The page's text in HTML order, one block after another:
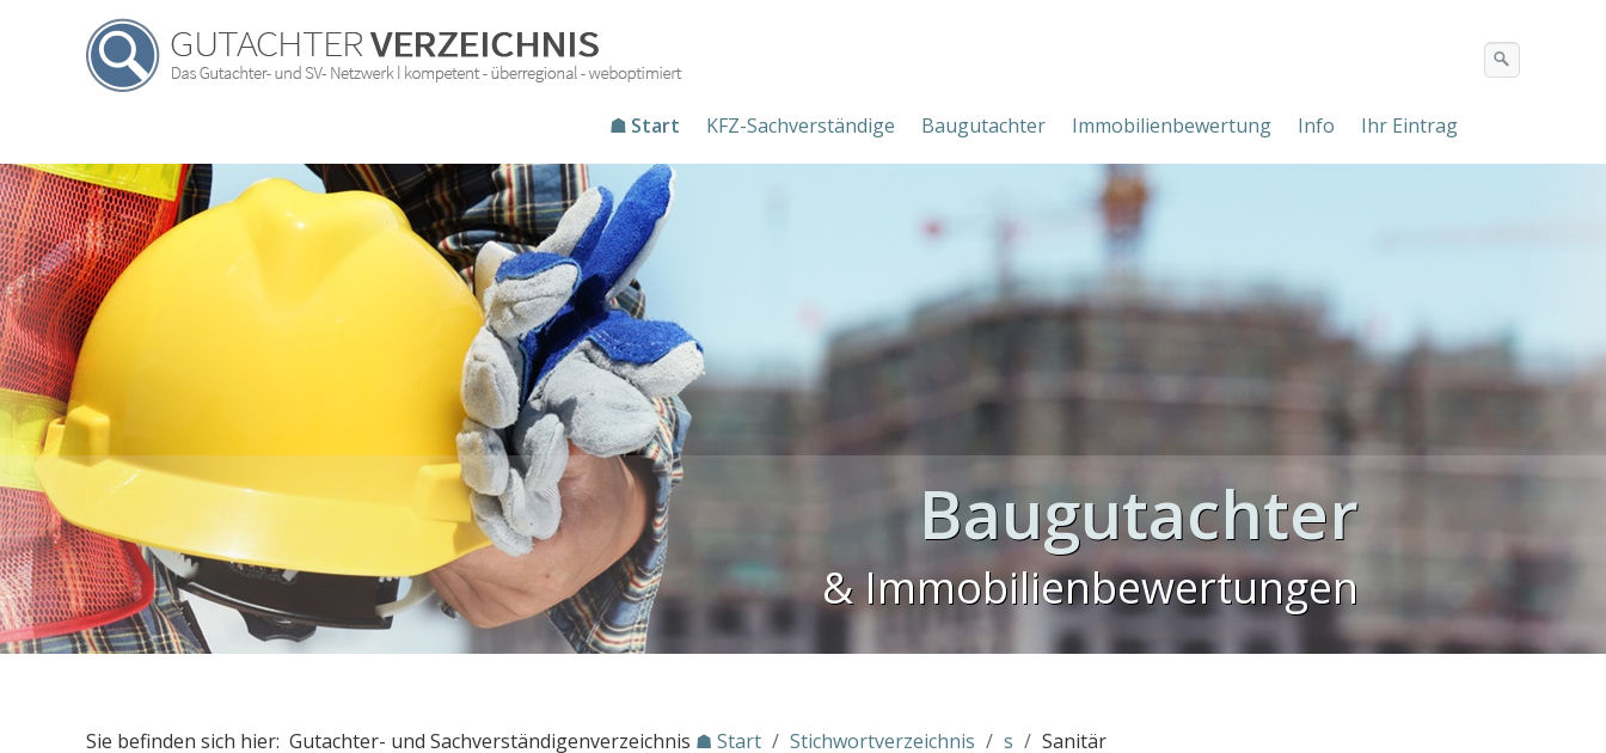
☗ Start KFZ-Sachverständige Baugutachter Immobilienbewertung Info Ihr Eintrag
Baugutachter
& Immobilienbewertungen
Sie befinden sich hier: Gutachter- und Sachverständigenverzeichnis ☗ Start / Stichwortverzeichnis / s / Sanitär